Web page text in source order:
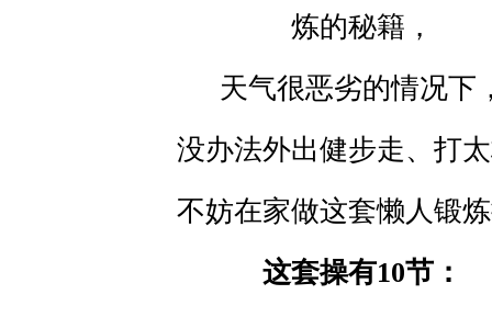
炼的秘籍，
天气很恶劣的情况下
没办法外出健步走、打
不妨在家做这套懒人锻
这套操有10节：